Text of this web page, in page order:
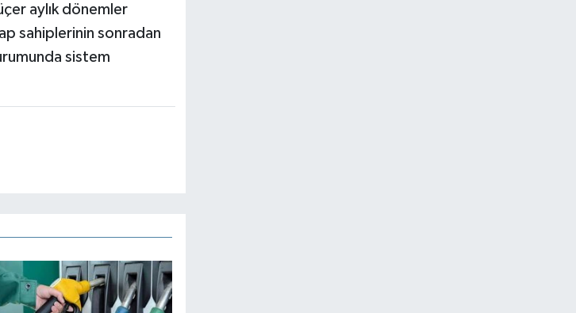
aylık dönemler
sahiplerinin sonradan
sistem